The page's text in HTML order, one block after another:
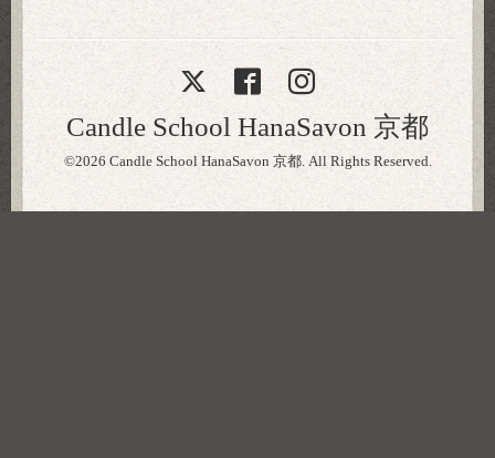
Candle School HanaSavon 京都
©2026Candle School HanaSavon 京都. All Rights Reserved.